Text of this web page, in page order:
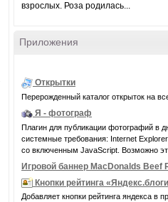
взрослых. Роза родилась...
Приложения
Открытки
Перерожденный каталог открыток на
Я - фотограф
Плагин для публикации фотографий в
системные требования: Internet
со включенным JavaScript. Возможно
Игровой баннер MacDonalds Beef
Кнопки рейтинга
Добавляет кнопки рейтинга яндекса в